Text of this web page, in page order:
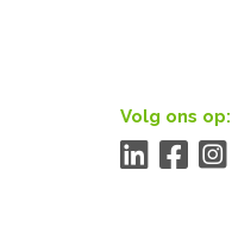
Volg ons op: